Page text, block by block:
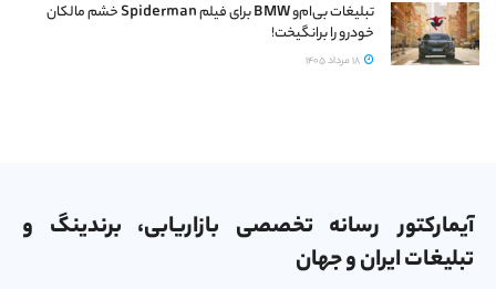
تبلیغات بی‌ام‌و BMW برای فیلم Spiderman خشم مالکان
خودرو را برانگیخت!
آیمارکتور رسانه تخصصی بازاریابی، برندینگ و
تبلیغات ایران و جهان